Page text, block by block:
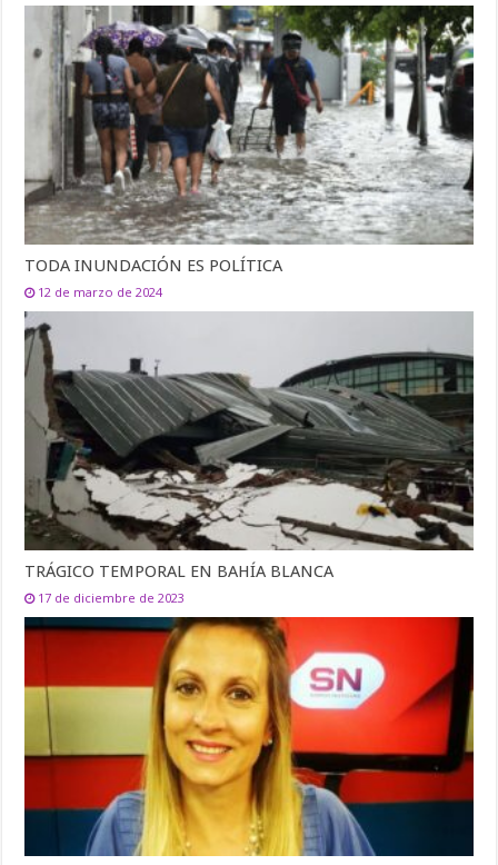
TODA INUNDACIÓN ES POLÍTICA
12 de marzo de 2024
TRÁGICO TEMPORAL EN BAHÍA BLANCA
17 de diciembre de 2023